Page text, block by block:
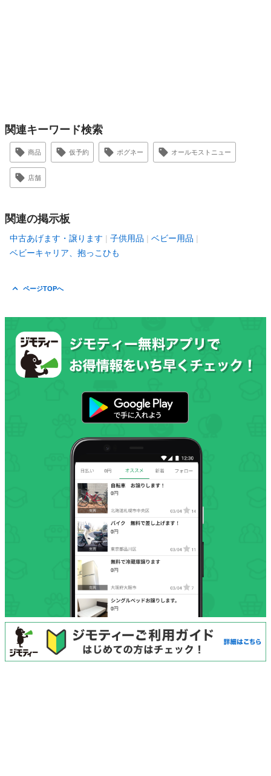
関連キーワード検索
商品 仮予約 ポグネー オールモストニュー
店舗
関連の掲示板
中古あげます・譲ります 子供用品
ベビー用品
ベビーキャリア、抱っこひも
ページTOPへ